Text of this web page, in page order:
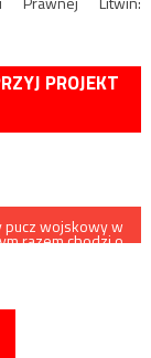
PROJEKT
pucz wojskowy w
razem chodzi o